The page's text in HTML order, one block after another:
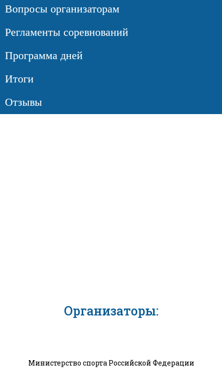
Вопросы организаторам
Регламенты соревнований
Программа дней
Итоги
Отзывы
Организаторы:
Министерство спорта Российской Федерации